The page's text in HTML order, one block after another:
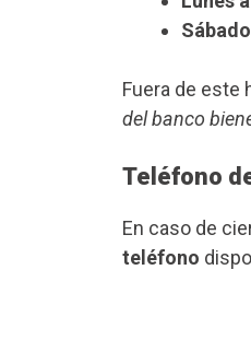
Fuera de este
del banco
Teléfono
En caso de
teléfono